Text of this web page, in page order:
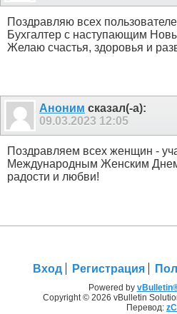
Поздравляю всех
Бухгалтер с наступающим
Желаю счастья, здоровья и
Аноним сказал(-а):
09.03.2023 12:05
Поздравляем всех женщин -
Международным Женским
радости и любви!
Вход Регистрация
Powered by
Copyright © 2026 vBulletin
Перевод: